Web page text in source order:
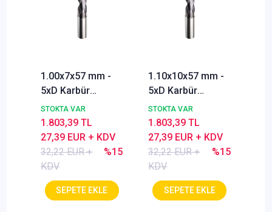
1.00x7x57 mm -
5xD Karbür
Matkap ucu,
BlueCut, 140°,
Genal amaçlı
STOKTA VAR
32,22 EUR +
KDV
%15
27,39 EUR + KDV
1.803,39 TL
1.10x10x57 mm -
5xD Karbür
Matkap ucu,
BlueCut, 140°,
Genal amaçlı
STOKTA VAR
32,22 EUR +
KDV
%15
27,39 EUR + KDV
1.803,39 TL